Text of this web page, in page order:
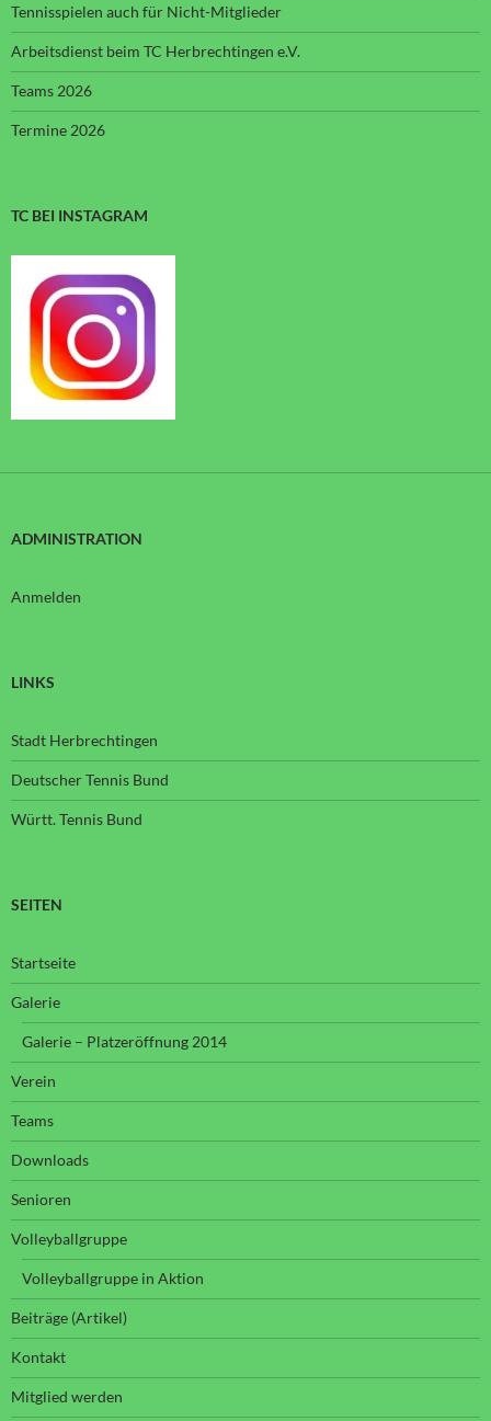
Tennisspielen auch für Nicht-Mitglieder
Arbeitsdienst beim TC Herbrechtingen e.V.
Teams 2026
Termine 2026
TC BEI INSTAGRAM
ADMINISTRATION
Anmelden
LINKS
Stadt Herbrechtingen
Deutscher Tennis Bund
Württ. Tennis Bund
SEITEN
Startseite
Galerie
Galerie – Platzeröffnung 2014
Verein
Teams
Downloads
Senioren
Volleyballgruppe
Volleyballgruppe in Aktion
Beiträge (Artikel)
Kontakt
Mitglied werden